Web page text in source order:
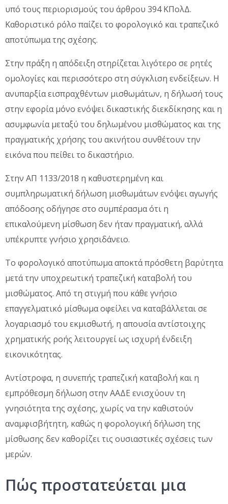
υπό τους περιορισμούς του άρθρου 394 ΚΠολΔ.
Καθοριστικό ρόλο παίζει το φορολογικό και τραπεζικό
αποτύπωμα της σχέσης.
Στην πράξη η απόδειξη στηρίζεται λιγότερο σε ρητές
ομολογίες και περισσότερο στη σύγκλιση ενδείξεων. Η
ανυπαρξία εισπραχθέντων μισθωμάτων, η δήλωσή τους
στην εφορία μόνο ενόψει δικαστικής διεκδίκησης και η
ασυμφωνία μεταξύ του δηλωμένου μισθώματος και της
πραγματικής χρήσης του ακινήτου συνθέτουν την
εικόνα που πείθει το δικαστήριο.
Στην ΑΠ 1133/2018 η καθυστερημένη και
συμπληρωματική δήλωση μισθωμάτων ενόψει αγωγής
απόδοσης οδήγησε στο συμπέρασμα ότι η
επικαλούμενη μίσθωση δεν ήταν πραγματική, αλλά
υπέκρυπτε γνήσιο χρησιδάνειο.
Το φορολογικό αποτύπωμα αποκτά πρόσθετη βαρύτητα
μετά την υποχρεωτική τραπεζική καταβολή του
μισθώματος. Από τη στιγμή που κάθε γνήσιο
επαγγελματικό μίσθωμα οφείλει να καταβάλλεται σε
λογαριασμό του εκμισθωτή, η απουσία αντίστοιχης
χρηματικής ροής λειτουργεί ως ισχυρή ένδειξη
εικονικότητας.
Αντίστροφα, η συνεπής τραπεζική καταβολή και η
εμπρόθεσμη δήλωση στην ΑΑΔΕ ενισχύουν τη
γνησιότητα της σχέσης, χωρίς να την καθιστούν
αναμφισβήτητη, καθώς η φορολογική δήλωση της
μίσθωσης δεν καθορίζει τις ουσιαστικές σχέσεις των
μερών.
Πώς προστατεύεται μια